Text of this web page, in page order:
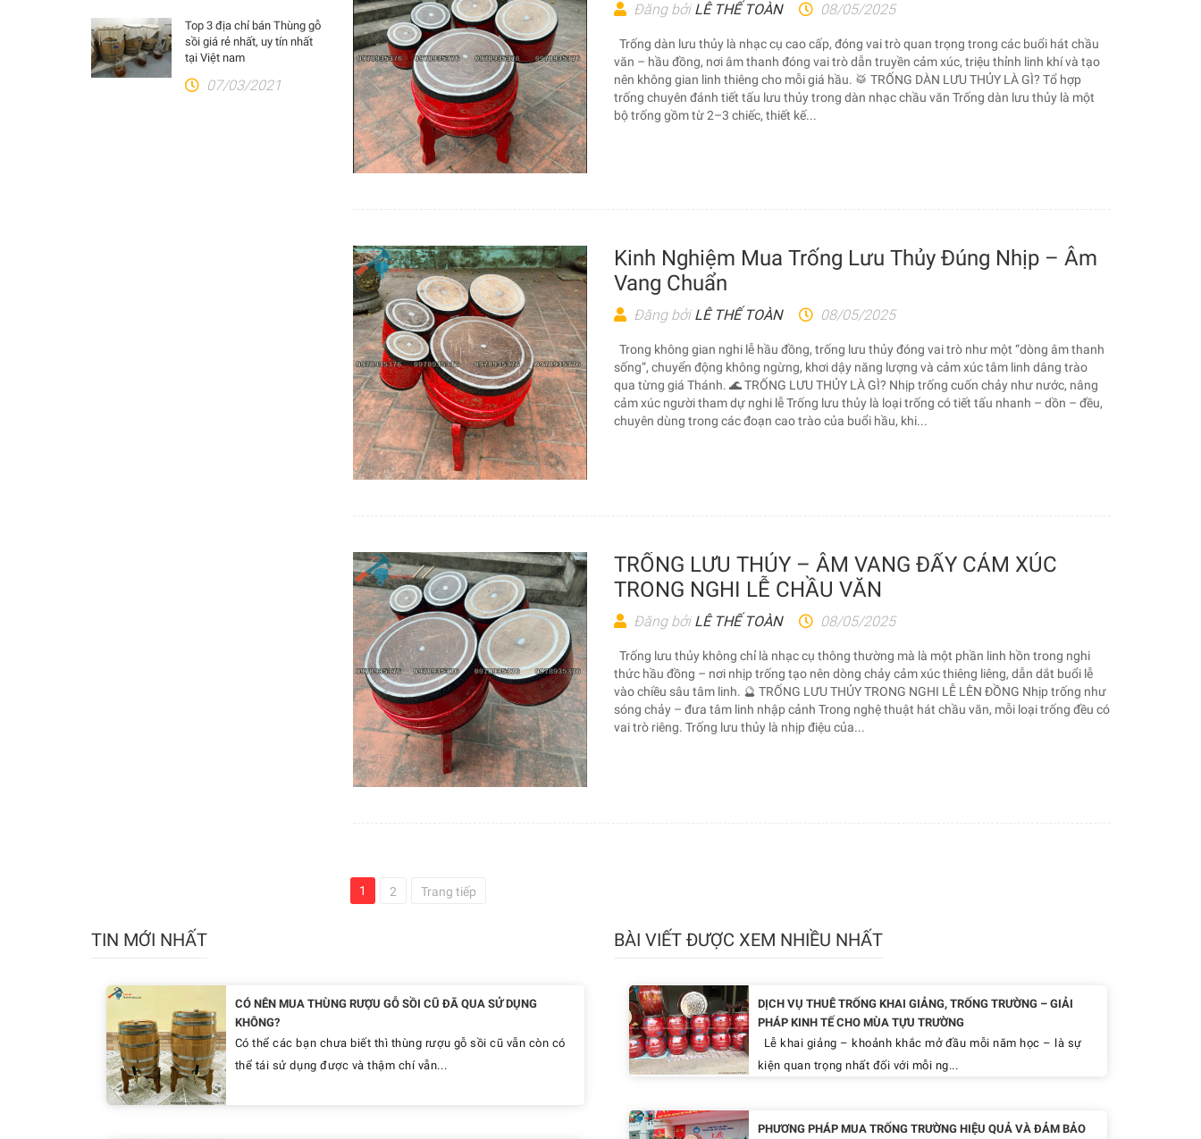
Top 3 địa chỉ bán Thùng gỗ
sồi giá rẻ nhất, uy tín nhất
tại Việt nam
07/03/2021
Đăng bởi LÊ THẾ TOÀN 08/05/2025
Trống dàn lưu thủy là nhạc cụ cao cấp, đóng vai trò quan trọng trong các buổi hát chầu
văn – hầu đồng, nơi âm thanh đóng vai trò dẫn truyền cảm xúc, triệu thỉnh linh khí và tạo
nên không gian linh thiêng cho mỗi giá hầu. 🥁 TRỐNG DÀN LƯU THỦY LÀ GÌ? Tổ hợp
trống chuyên đánh tiết tấu lưu thủy trong dàn nhạc chầu văn Trống dàn lưu thủy là một
bộ trống gồm từ 2–3 chiếc, thiết kế...
Kinh Nghiệm Mua Trống Lưu Thủy Đúng Nhịp – Âm
Vang Chuẩn
Đăng bởi LÊ THẾ TOÀN 08/05/2025
Trong không gian nghi lễ hầu đồng, trống lưu thủy đóng vai trò như một “dòng âm thanh
sống”, chuyển động không ngừng, khơi dậy năng lượng và cảm xúc tâm linh dâng trào
qua từng giá Thánh. 🌊 TRỐNG LƯU THỦY LÀ GÌ? Nhịp trống cuốn chảy như nước, nâng
cảm xúc người tham dự nghi lễ Trống lưu thủy là loại trống có tiết tấu nhanh – dồn – đều,
chuyên dùng trong các đoạn cao trào của buổi hầu, khi...
TRỐNG LƯU THỦY – ÂM VANG ĐẨY CẢM XÚC
TRONG NGHI LỄ CHẦU VĂN
Đăng bởi LÊ THẾ TOÀN 08/05/2025
Trống lưu thủy không chỉ là nhạc cụ thông thường mà là một phần linh hồn trong nghi
thức hầu đồng – nơi nhịp trống tạo nên dòng chảy cảm xúc thiêng liêng, dẫn dắt buổi lễ
vào chiều sâu tâm linh. 🔮 TRỐNG LƯU THỦY TRONG NGHI LỄ LÊN ĐỒNG Nhịp trống như
sóng chảy – đưa tâm linh nhập cảnh Trong nghệ thuật hát chầu văn, mỗi loại trống đều có
vai trò riêng. Trống lưu thủy là nhịp điệu của...
1 2 Trang tiếp
TIN MỚI NHẤT
CÓ NÊN MUA THÙNG RƯỢU GỖ SỒI CŨ ĐÃ QUA SỬ DỤNG
KHÔNG?
Có thể các bạn chưa biết thì thùng rượu gỗ sồi cũ vẫn còn có
thể tái sử dụng được và thậm chí vẫn...
BÀI VIẾT ĐƯỢC XEM NHIỀU NHẤT
DỊCH VỤ THUÊ TRỐNG KHAI GIẢNG, TRỐNG TRƯỜNG – GIẢI
PHÁP KINH TẾ CHO MÙA TỰU TRƯỜNG
Lễ khai giảng – khoảnh khắc mở đầu mỗi năm học – là sự
kiện quan trọng nhất đối với mỗi ng...
PHƯƠNG PHÁP MUA TRỐNG TRƯỜNG HIỆU QUẢ VÀ ĐẢM BẢO